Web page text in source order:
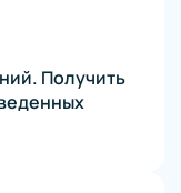
Получить